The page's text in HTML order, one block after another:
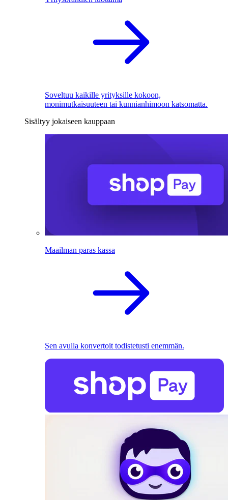
Soveltuu kaikille yrityksille kokoon,
monimutkaisuuteen tai kunnianhimoon katsomatta.
Sisältyy jokaiseen kauppaan
Maailman paras kassa
Sen avulla konvertoit todistetusti enemmän.